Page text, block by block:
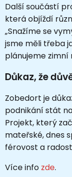
Další součástí
která objíždí
„Snažíme se
jsme měli třeba
plánujeme zimní
Důkaz, že
Zobedort je
podnikání stát
Projekt, který
mateřské, dnes
férovost a
Více info zde.